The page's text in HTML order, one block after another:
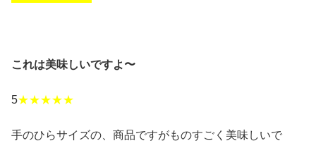
これは美味しいですよ〜
5★★★★★
手のひらサイズの、商品ですがものすごく美味しいで